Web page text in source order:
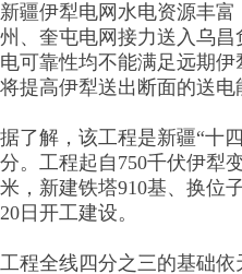
新疆伊犁电网水电资源丰
州、奎屯电网接力送入乌
电可靠性均不能满足远期
将提高伊犁送出断面的送
据了解，该工程是新疆“十
分。工程起自750千伏伊犁
米，新建铁塔910基、换位
20日开工建设。
工程全线四分之三的基础